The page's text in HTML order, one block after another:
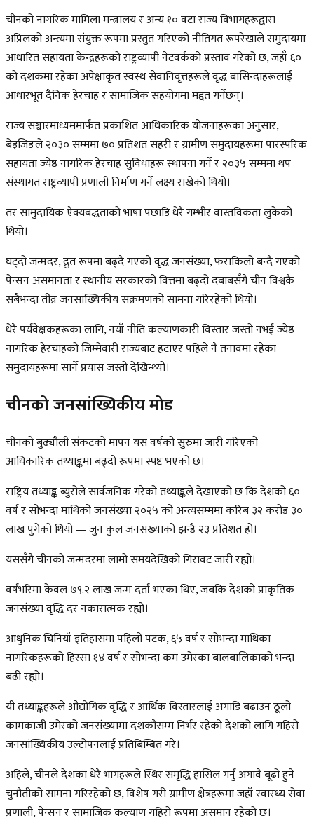
चीनको नागरिक मामिला मन्त्रालय र अन्य १० वटा राज्य विभागहरूद्वारा
अप्रिलको अन्त्यमा संयुक्त रूपमा प्रस्तुत गरिएको नीतिगत रूपरेखाले समुदायमा
आधारित सहायता केन्द्रहरूको राष्ट्रव्यापी नेटवर्कको प्रस्ताव गरेको छ, जहाँ ६०
को दशकमा रहेका अपेक्षाकृत स्वस्थ सेवानिवृत्तहरूले वृद्ध बासिन्दाहरूलाई
आधारभूत दैनिक हेरचाह र सामाजिक सहयोगमा मद्दत गर्नेछन्।
राज्य सञ्चारमाध्यममार्फत प्रकाशित आधिकारिक योजनाहरूका अनुसार,
बेइजिङले २०३० सम्ममा ७० प्रतिशत सहरी र ग्रामीण समुदायहरूमा पारस्परिक
सहायता ज्येष्ठ नागरिक हेरचाह सुविधाहरू स्थापना गर्ने र २०३५ सम्ममा थप
संस्थागत राष्ट्रव्यापी प्रणाली निर्माण गर्ने लक्ष्य राखेको थियो।
तर सामुदायिक ऐक्यबद्धताको भाषा पछाडि धेरै गम्भीर वास्तविकता लुकेको
थियो।
घट्दो जन्मदर, द्रुत रूपमा बढ्दै गएको वृद्ध जनसंख्या, फराकिलो बन्दै गएको
पेन्सन असमानता र स्थानीय सरकारको वित्तमा बढ्दो दबाबसँगै चीन विश्वकै
सबैभन्दा तीव्र जनसांख्यिकीय संक्रमणको सामना गरिरहेको थियो।
धेरै पर्यवेक्षकहरूका लागि, नयाँ नीति कल्याणकारी विस्तार जस्तो नभई ज्येष्ठ
नागरिक हेरचाहको जिम्मेवारी राज्यबाट हटाएर पहिले नै तनावमा रहेका
समुदायहरूमा सार्ने प्रयास जस्तो देखिन्थ्यो।
चीनको जनसांख्यिकीय मोड
चीनको बुढ्यौली संकटको मापन यस वर्षको सुरुमा जारी गरिएको
आधिकारिक तथ्याङ्कमा बढ्दो रूपमा स्पष्ट भएको छ।
राष्ट्रिय तथ्याङ्क ब्युरोले सार्वजनिक गरेको तथ्याङ्कले देखाएको छ कि देशको ६०
वर्ष र सोभन्दा माथिको जनसंख्या २०२५ को अन्त्यसम्ममा करिब ३२ करोड ३०
लाख पुगेको थियो — जुन कुल जनसंख्याको झन्डै २३ प्रतिशत हो।
यससँगै चीनको जन्मदरमा लामो समयदेखिको गिरावट जारी रह्यो।
वर्षभरिमा केवल ७९.२ लाख जन्म दर्ता भएका थिए, जबकि देशको प्राकृतिक
जनसंख्या वृद्धि दर नकारात्मक रह्यो।
आधुनिक चिनियाँ इतिहासमा पहिलो पटक, ६५ वर्ष र सोभन्दा माथिका
नागरिकहरूको हिस्सा १४ वर्ष र सोभन्दा कम उमेरका बालबालिकाको भन्दा
बढी रह्यो।
यी तथ्याङ्कहरूले औद्योगिक वृद्धि र आर्थिक विस्तारलाई अगाडि बढाउन ठूलो
कामकाजी उमेरको जनसंख्यामा दशकौंसम्म निर्भर रहेको देशको लागि गहिरो
जनसांख्यिकीय उल्टोपनलाई प्रतिबिम्बित गरे।
अहिले, चीनले देशका धेरै भागहरूले स्थिर समृद्धि हासिल गर्नु अगावै बूढो हुने
चुनौतीको सामना गरिरहेको छ, विशेष गरी ग्रामीण क्षेत्रहरूमा जहाँ स्वास्थ्य सेवा
प्रणाली, पेन्सन र सामाजिक कल्याण गहिरो रूपमा असमान रहेको छ।